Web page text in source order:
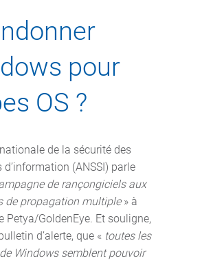
pour
OS ?
nationale de la sécurité des
d’information (ANSSI) parle
de rançongiciels aux
de propagation multiple» à
Petya/GoldenEye. Et souligne,
d’alerte, que « toutes les
Windows semblent pouvoir